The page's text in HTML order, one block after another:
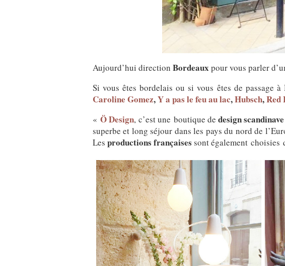
Aujourd’hui direction Bordeaux pour vous parler
Si vous êtes bordelais ou si vous êtes de passage
Caroline Gomez,Y a pas le feu au lac,Hubsch,Red
«Ö Design, c’est une boutique dedesign scandinave
superbe et long séjour dans les pays du nord de
Les productions françaises sont également choisies